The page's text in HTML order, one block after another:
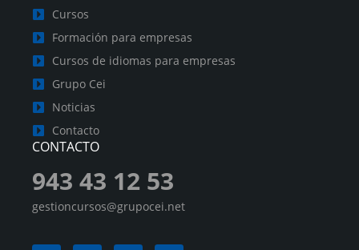
Cursos
Formación para empresas
Cursos de idiomas para empresas
Grupo Cei
Noticias
Contacto
CONTACTO
943 43 12 53
gestioncursos@grupocei.net